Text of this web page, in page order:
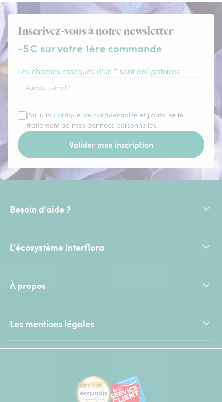
Inscrivez-vous à notre newsletter
-5€ sur votre 1ère commande
Les champs marqués d'un * sont obligatoires.
Adresse e-mail *
J'ai lu la Politique de confidentialité et j'autorise le
traitement de mes données personnelles.
Valider mon inscription
Besoin d'aide ?
L'écosystème Interflora
À propos
Les mentions légales